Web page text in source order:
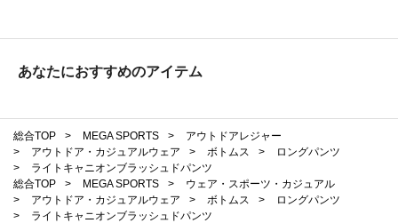
あなたにおすすめのアイテム
総合TOP > MEGA SPORTS >
アウトドアレジャー
>
アウトドア・カジュアルウェア > ボトムス >
ロングパンツ
>
ライトキャニオンブラッシュドパンツ
総合TOP
> MEGA SPORTS >
ウェア・スポーツ・カジュアル
>
アウトドア・カジュアルウェア > ボトムス >
ロングパンツ
>
ライトキャニオンブラッシュドパンツ